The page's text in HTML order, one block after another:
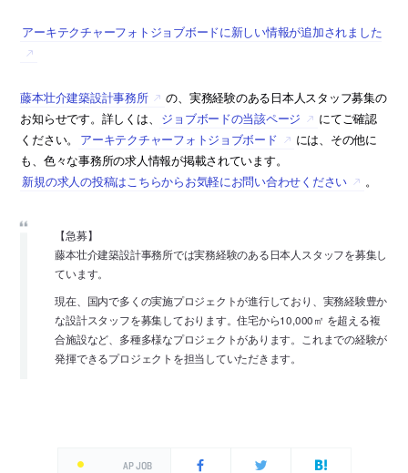
アーキテクチャーフォトジョブボードに新しい情報が追加されました
藤本壮介建築設計事務所
の、実務経験のある日本人スタッフ募集の
お知らせです。詳しくは、
ジョブボードの当該ページ
にてご確認
ください。
アーキテクチャーフォトジョブボード
には、その他に
も、色々な事務所の求人情報が掲載されています。
新規の求人の投稿はこちらからお気軽にお問い合わせください
。
【急募】
藤本壮介建築設計事務所では実務経験のある日本人スタッフを募集し
ています。
現在、国内で多くの実施プロジェクトが進行しており、実務経験豊か
な設計スタッフを募集しております。住宅から10,000㎡ を超える複
合施設など、多種多様なプロジェクトがあります。これまでの経験が
発揮できるプロジェクトを担当していただきます。
AP JOB